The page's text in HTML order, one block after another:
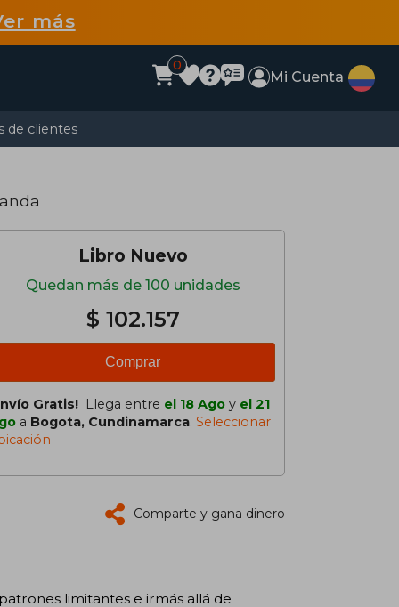
más
0
Mi Cuenta
de clientes
Libro Nuevo
Quedan más de 100 unidades
$ 102.157
Comprar
Gratis! Llega entre el 18 Ago y el 21
a Bogota, Cundinamarca. Seleccionar
Comparte y gana dinero
limitantes e irmás allá de